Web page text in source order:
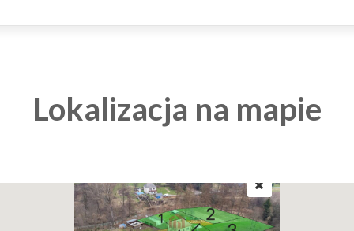
Lokalizacja na mapie